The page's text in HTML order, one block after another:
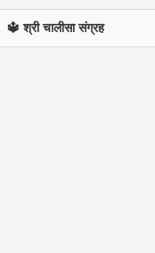
🔱 श्री चालीसा संग्रह